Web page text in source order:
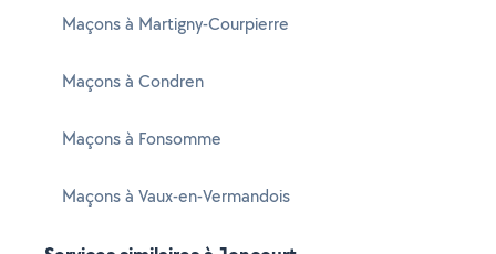
Maçons à Martigny-Courpierre
Maçons à Condren
Maçons à Fonsomme
Maçons à Vaux-en-Vermandois